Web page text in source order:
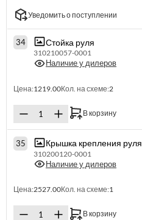
Уведомить о поступлении
34 Стойка руля
310210057-0001
Наличие у дилеров
Цена:1219.00Кол. на схеме:2
В корзину
35 Крышка крепления руля
310200120-0001
Наличие у дилеров
Цена:2527.00Кол. на схеме:1
В корзину